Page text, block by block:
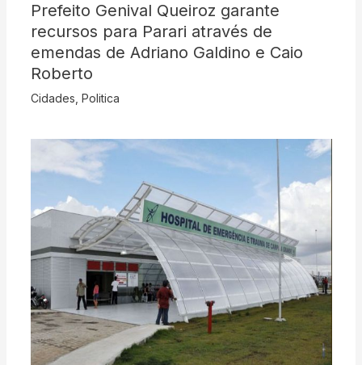
Prefeito Genival Queiroz garante
recursos para Parari através de
emendas de Adriano Galdino e Caio
Roberto
Cidades Politica